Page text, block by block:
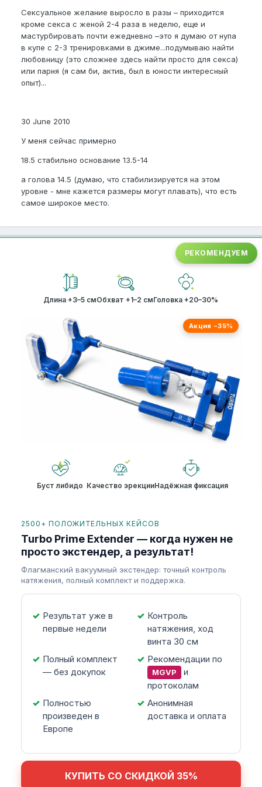
Сексуальное желание выросло в разы – приходится
кроме секса с женой 2-4 раза в неделю, еще и
мастурбировать почти ежедневно –это я думаю от нупа
в купе с 2-3 тренировками в джиме...подумываю найти
любовницу (это сложнее здесь найти просто для секса)
или парня (я сам би, актив, был в юности интересный
опыт)...
30 June 2010
У меня сейчас примерно
18.5 стабильно основание 13.5-14
а голова 14.5 (думаю, что стабилизируется на этом
уровне - мне кажется размеры могут плавать), что есть
самое широкое место.
РЕКОМЕНДУЕМ
Длина +3–5 смОбхват +1–2 смГоловка +20–30%
Акция −35%
Буст либидо Качество эрекцииНадёжная фиксация
2500+ ПОЛОЖИТЕЛЬНЫХ КЕЙСОВ
Turbo Prime Extender — когда нужен не
просто экстендер, а результат!
Флагманский вакуумный экстендер: точный контроль
натяжения, полный комплект и поддержка.
Результат уже в
первые недели
Контроль
натяжения, ход
винта 30 см
Полный комплект
— без докупок
Рекомендации по
MGVP
и
протоколам
Полностью
произведен в
Европе
Анонимная
доставка и оплата
КУПИТЬ СО СКИДКОЙ 35%